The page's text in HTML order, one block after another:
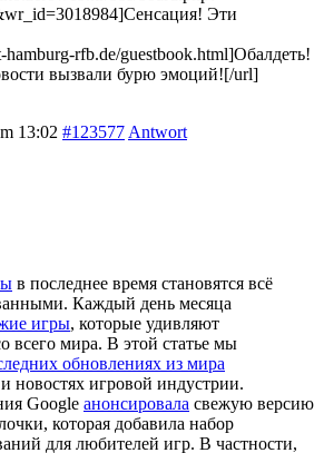
Эти
rfb.de/guestbook.html]Обалдеть!
вызвали бурю эмоций![/url]
13:02 #123577 Antwort
в последнее время становятся всё
Каждый день месяца
игры, которые удивляют
всего мира. В этой статье мы
обновлениях из мира
и новостях игровой индустрии.
Google анонсировала свежую версию
которая добавила набор
для любителей игр. В частности,